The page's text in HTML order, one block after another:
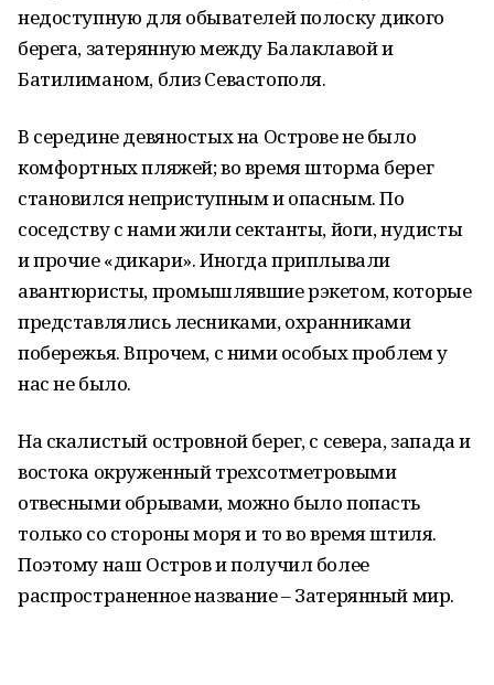
недоступную для обывателей полоску дикого
берега, затерянную между Балаклавой и
Батилиманом, близ Севастополя.
В середине девяностых на Острове не было
комфортных пляжей; во время шторма берег
становился неприступным и опасным. По
соседству с нами жили сектанты, йоги, нудисты
и прочие «дикари». Иногда приплывали
авантюристы, промышлявшие рэкетом, которые
представлялись лесниками, охранниками
побережья. Впрочем, с ними особых проблем у
нас не было.
На скалистый островной берег, с севера, запада и
востока окруженный трехсотметровыми
отвесными обрывами, можно было попасть
только со стороны моря и то во время штиля.
Поэтому наш Остров и получил более
распространенное название – Затерянный мир.